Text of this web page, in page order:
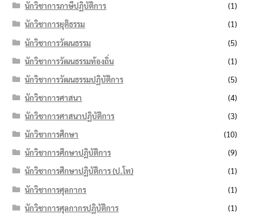
นักวิชาการภาษีปฏิบัติการ
(1)
นักวิชาการยุติธรรม
(1)
นักวิชาการวัฒนธรรม
(5)
นักวิชาการวัฒนธรรมท้องถิ่น
(1)
นักวิชาการวัฒนธรรมปฏิบัติการ
(5)
นักวิชาการศาสนา
(4)
นักวิชาการศาสนาปฏิบัติการ
(3)
นักวิชาการศึกษา
(10)
นักวิชาการศึกษาปฏิบัติการ
(9)
นักวิชาการศึกษาปฏิบัติการ (ป.โท)
(1)
นักวิชาการศุลกากร
(1)
นักวิชาการศุลกากรปฏิบัติการ
(1)